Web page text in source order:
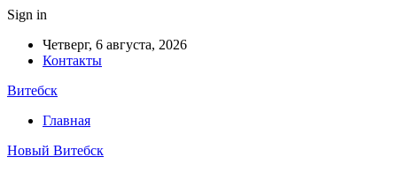
Sign in
Четверг, 6 августа, 2026
Контакты
Витебск
Главная
Новый Витебск